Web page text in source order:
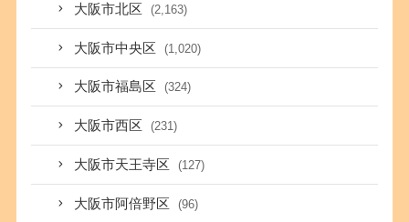
大阪市北区 (2,163)
大阪市中央区 (1,020)
大阪市福島区 (324)
大阪市西区 (231)
大阪市天王寺区 (127)
大阪市阿倍野区 (96)